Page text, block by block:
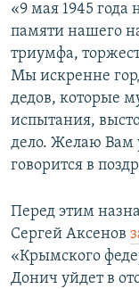
«9 мая 1945 года
памяти нашего
триумфа,
Мы искренне
дедов, которые
испытания,
дело. Желаю Вам
говорится в
Перед этим
Сергей Аксенов
«Крымского
Донич уйдет в